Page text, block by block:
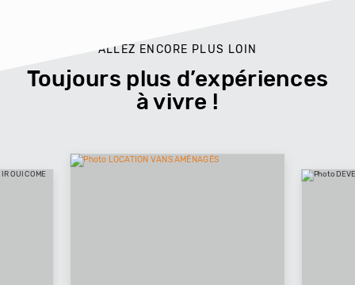
ALLEZ ENCORE PLUS LOIN
Toujours plus d’expériences
à vivre !